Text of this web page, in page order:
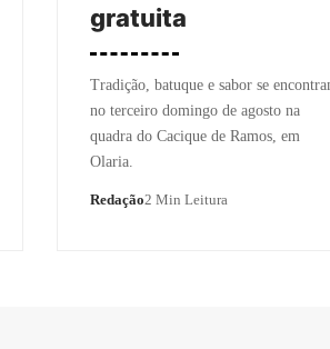
gratuita
Tradição, batuque e sabor se
no terceiro domingo de agosto na
quadra do Cacique de Ramos, em
Olaria.
Redação2 Min Leitura